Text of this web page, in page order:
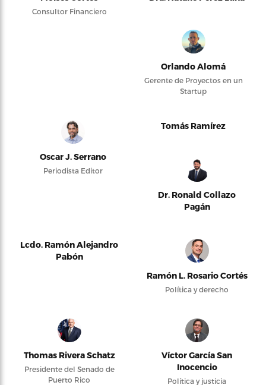
Consultor Financiero
Orlando Alomá
Gerente de Proyectos en un
Startup
Oscar J. Serrano
Periodista Editor
Tomás Ramírez
Dr. Ronald Collazo
Pagán
Lcdo. Ramón Alejandro
Pabón
Ramón L. Rosario Cortés
Política y derecho
Thomas Rivera Schatz
Presidente del Senado de
Puerto Rico
Víctor García San
Inocencio
Política y justicia